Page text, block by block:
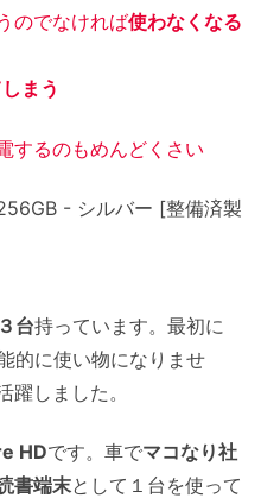
のでなければ使わなくなる
まう
するのもめんどくさい
台持っています。最初に
的に使い物になりませ
躍しました。
HDです。車でマコなり社
書端末として１台を使って